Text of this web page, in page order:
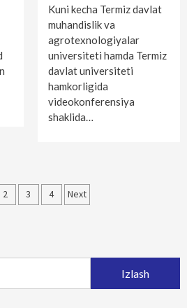
Kuni kecha Termiz davlat
muhandislik va
agrotexnologiyalar
universiteti hamda Termiz
davlat universiteti
hamkorligida
videokonferensiya
shaklida…
2 3 4 Next